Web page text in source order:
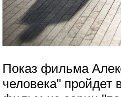
Показ фильма
человека" пройдет